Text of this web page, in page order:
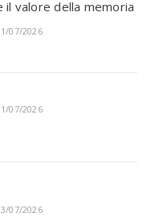
il valore della memoria
07/2026
07/2026
07/2026